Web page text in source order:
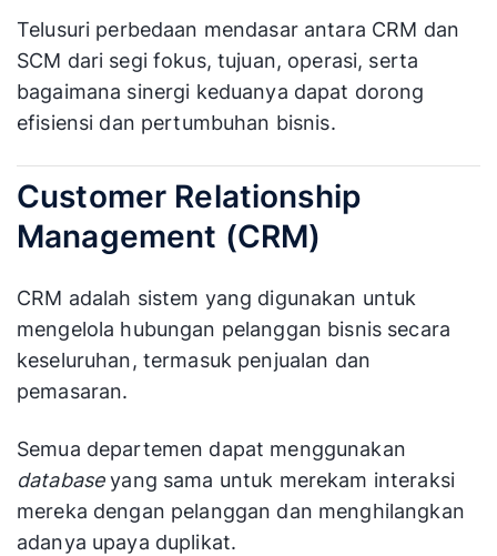
Telusuri perbedaan mendasar antara CRM dan
SCM dari segi fokus, tujuan, operasi, serta
bagaimana sinergi keduanya dapat dorong
efisiensi dan pertumbuhan bisnis.
Customer Relationship
Management (CRM)
CRM adalah sistem yang digunakan untuk
mengelola hubungan pelanggan bisnis secara
keseluruhan, termasuk penjualan dan
pemasaran.
Semua departemen dapat menggunakan
databaseyang sama untuk merekam interaksi
mereka dengan pelanggan dan menghilangkan
adanya upaya duplikat.